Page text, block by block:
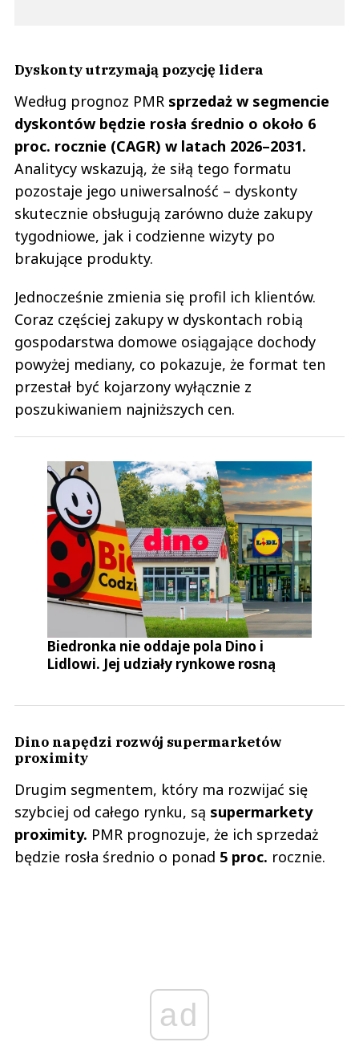
Dyskonty utrzymają pozycję lidera
Według prognoz PMR sprzedaż w segmencie
dyskontów będzie rosła średnio o około 6
proc. rocznie (CAGR) w latach 2026–2031.
Analitycy wskazują, że siłą tego formatu
pozostaje jego uniwersalność – dyskonty
skutecznie obsługują zarówno duże zakupy
tygodniowe, jak i codzienne wizyty po
brakujące produkty.
Jednocześnie zmienia się profil ich klientów.
Coraz częściej zakupy w dyskontach robią
gospodarstwa domowe osiągające dochody
powyżej mediany, co pokazuje, że format ten
przestał być kojarzony wyłącznie z
poszukiwaniem najniższych cen.
Biedronka nie oddaje pola Dino i
Lidlowi. Jej udziały rynkowe rosną
Dino napędzi rozwój supermarketów
proximity
Drugim segmentem, który ma rozwijać się
szybciej od całego rynku, są supermarkety
proximity. PMR prognozuje, że ich sprzedaż
będzie rosła średnio o ponad 5 proc. rocznie.
ad